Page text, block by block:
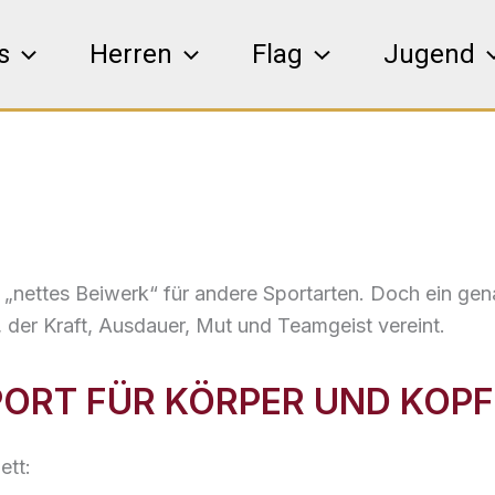
Herren Flag Jugend
Beiwerk“ für andere Sportarten. Doch ein
der Kraft, Ausdauer, Mut und Teamgeist vereint.
FÜR KÖRPER UND KOPF